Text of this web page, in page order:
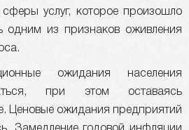
услуг, которое произошло
одним из признаков оживления
ожидания населения
при этом оставаясь
Ценовые ожидания предприятий